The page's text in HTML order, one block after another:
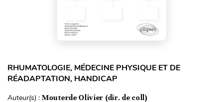
RHUMATOLOGIE, MÉDECINE PHYSIQUE ET DE
RÉADAPTATION, HANDICAP
Auteur(s) : Mouterde Olivier (dir. de coll)